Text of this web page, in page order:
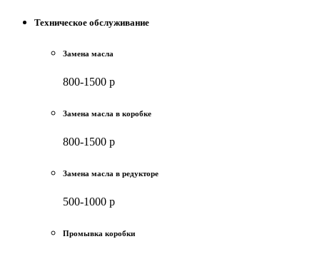
Техническое обслуживание
Замена масла
800-1500 р
Замена масла в коробке
800-1500 р
Замена масла в редукторе
500-1000 р
Промывка коробки